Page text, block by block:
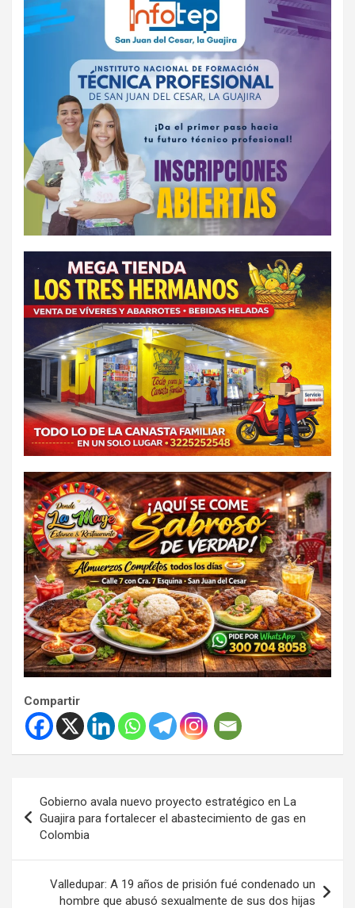
Compartir
de
entradas
Gobierno avala nuevo proyecto estratégico en La
Guajira para fortalecer el abastecimiento de gas en
Colombia
Valledupar: A 19 años de prisión fué condenado un
hombre que abusó sexualmente de sus dos hijas